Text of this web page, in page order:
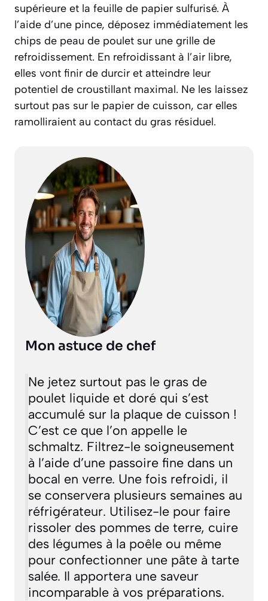
supérieure et la feuille de papier sulfurisé. À
l’aide d’une pince, déposez immédiatement les
chips de peau de poulet sur une grille de
refroidissement. En refroidissant à l’air libre,
elles vont finir de durcir et atteindre leur
potentiel de croustillant maximal. Ne les laissez
surtout pas sur le papier de cuisson, car elles
ramolliraient au contact du gras résiduel.
Mon astuce de chef
Ne jetez surtout pas le gras de
poulet liquide et doré qui s’est
accumulé sur la plaque de cuisson !
C’est ce que l’on appelle le
schmaltz. Filtrez-le soigneusement
à l’aide d’une passoire fine dans un
bocal en verre. Une fois refroidi, il
se conservera plusieurs semaines au
réfrigérateur. Utilisez-le pour faire
rissoler des pommes de terre, cuire
des légumes à la poêle ou même
pour confectionner une pâte à tarte
salée. Il apportera une saveur
incomparable à vos préparations.